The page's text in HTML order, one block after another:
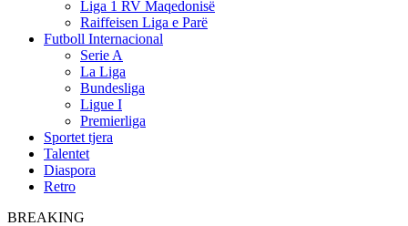
Liga 1 RV Maqedonisë
Raiffeisen Liga e Parë
Futboll Internacional
Serie A
La Liga
Bundesliga
Ligue I
Premierliga
Sportet tjera
Talentet
Diaspora
Retro
BREAKING